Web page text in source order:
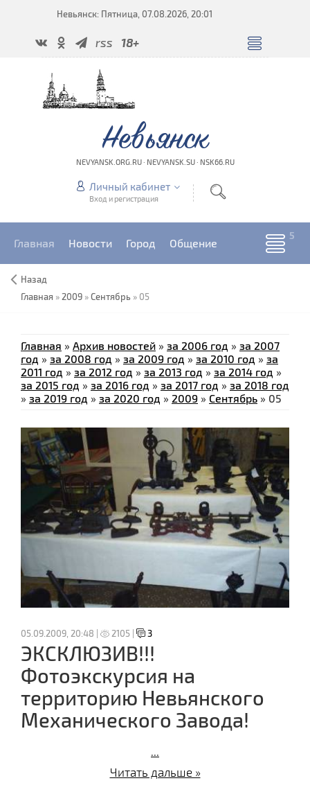
Невьянск: Пятница, 07.08.2026, 20:01
rss 18+
Невьянск
NEVYANSK.ORG.RU · NEVYANSK.SU · NSK66.RU
Личный кабинет
Вход и регистрация
Главная Новости Город Общение
Назад
Главная » 2009 »Сентябрь » 05
Главная » Архив новостей » за 2006 год » за 2007
год » за 2008 год » за 2009 год » за 2010 год » за
2011 год » за 2012 год » за 2013 год » за 2014 год »
за 2015 год » за 2016 год » за 2017 год » за 2018 год
» за 2019 год » за 2020 год » 2009 » Сентябрь » 05
05.09.2009, 20:48 | 2105 | 3
ЭКСКЛЮЗИВ!!!
Фотоэкскурсия на
территорию Невьянского
Механического Завода!
...
Читать дальше »